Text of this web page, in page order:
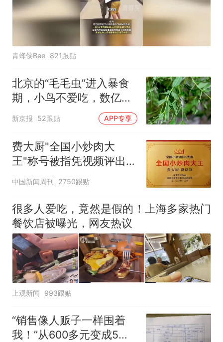
青蜂侠Bee 821跟贴
北京的“毛毛虫”进入暴食
期，小鸟不爱吃，数亿头
小蜂迎战
新京报 52跟贴 APP专享
费大厨"全国小炒肉大
王"称号被指凭视频评出
官方回应
中国新闻周刊 2750跟贴
很多人爱吃，竟然是假的！上海多家热门
餐饮店被曝光，网友热议
上观新闻 993跟贴
“销售像人贩子一样围着
我！”从600多元变成5万